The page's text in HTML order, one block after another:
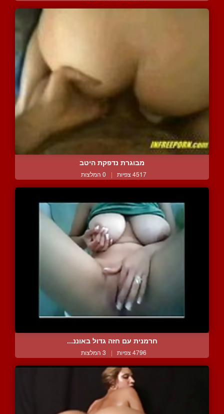
מבוגרת נדפקת היטב
4517 צפיות | 0 המלצות
חרמנית עם חזה גדול באוננ...
4796 צפיות | 3 המלצות